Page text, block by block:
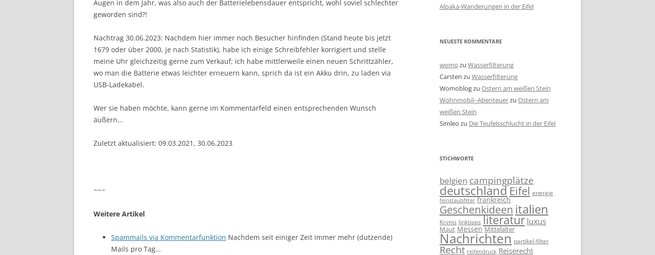
Augen in dem Jahr, was also auch der Batterielebensdauer entspricht, wohl soviel schlechter
geworden sind?!
Nachtrag 30.06.2023: Nachdem hier immer noch Besucher hinfinden (Stand heute bis jetzt
1679 oder über 2000, je nach Statistik), habe ich einige Schreibfehler korrigiert und stelle
meine Uhr gleichzeitig gerne zum Verkauf; ich habe mittlerweile einen neuen Schrittzähler,
wo man die Batterie etwas leichter erneuern kann, sprich da ist ein Akku drin, zu laden via
USB-Ladekabel.
Wer sie haben möchte, kann gerne im Kommentarfeld einen entsprechenden Wunsch
äußern…
Zuletzt aktualisiert: 09.03.2021, 30.06.2023
~~~
Weitere Artikel
Spammails via Kommentarfunktion Nachdem seit einiger Zeit immer mehr (dutzende)
Mails pro Tag…
Alpaka-Wanderungen in der Eifel
NEUESTE KOMMENTARE
womo zu Wasserfilterung
Carsten zu Wasserfilterung
Womoblogzu Ostern am weißen Stein
Wohnmobil--Abenteuerzu Ostern am
weißen Stein
Simleo zu Die Teufelsschlucht in der Eifel
STICHWORTE
belgien campingplätze
deutschland Eifel energie
feinstaubfilter frankreich
Geschenkideen italien
Krimis linktipps literatur luxus
Maut Messen Mittelalter
Nachrichten partikel-filter
Recht reifendruck Reiserecht